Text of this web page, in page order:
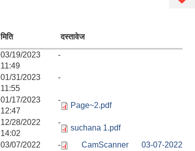
मिति दस्तावेज
03/19/2023 -
11:49
01/31/2023 -
11:55
01/17/2023 -
12:47
Page~2.pdf
12/28/2022 -
14:02
suchana 1.pdf
03/07/2022 -
CamScanner 03-07-2022